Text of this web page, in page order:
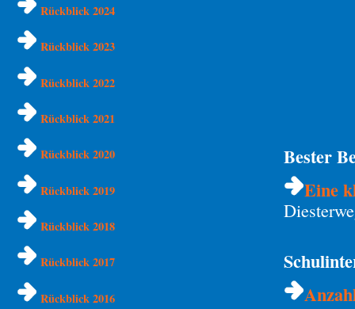
Rückblick 2024
Rückblick 2023
Rückblick 2022
Rückblick 2021
Rückblick 2020
Rückblick 2019
Rückblick 2018
Rückblick 2017
Rückblick 2016
Bester
Eine